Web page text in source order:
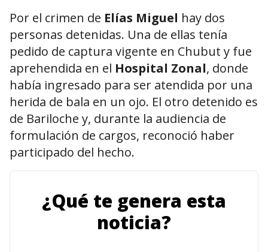
Por el crimen de Elías Miguel hay dos
personas detenidas. Una de ellas tenía
pedido de captura vigente en Chubut y fue
aprehendida en el Hospital Zonal, donde
había ingresado para ser atendida por una
herida de bala en un ojo. El otro detenido es
de Bariloche y, durante la audiencia de
formulación de cargos, reconoció haber
participado del hecho.
¿Qué te genera esta
noticia?